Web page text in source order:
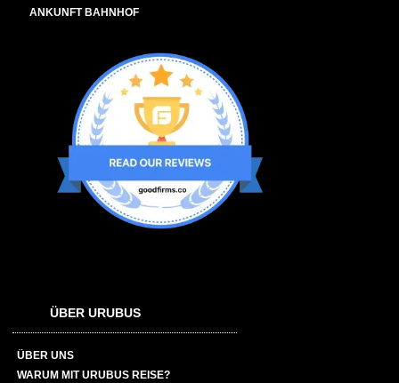
ANKUNFT BAHNHOF
ÜBER URUBUS
ÜBER UNS
WARUM MIT URUBUS REISE?